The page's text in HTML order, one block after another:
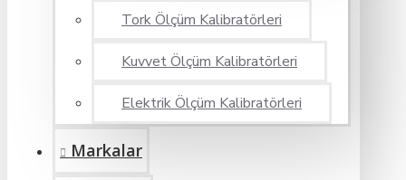
Tork Ölçüm Kalibratörleri
Kuvvet Ölçüm Kalibratörleri
Elektrik Ölçüm Kalibratörleri
Markalar